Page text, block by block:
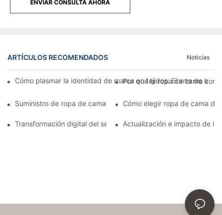
ENVIAR CONSULTA AHORA
ARTÍCULOS RECOMENDADOS Noticias
Cómo plasmar la identidad de marca en tejidos: El arte de las
Por qué la ropa de cama con
Suministro de ropa de cama para hoteles al por mayor
Cómo elegir ropa de cama
Transformación digital del sector de suministros hoteleros:
Actualización e impacto de